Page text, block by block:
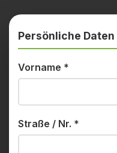
Persönliche Daten
Vorname *
Straße / Nr. *